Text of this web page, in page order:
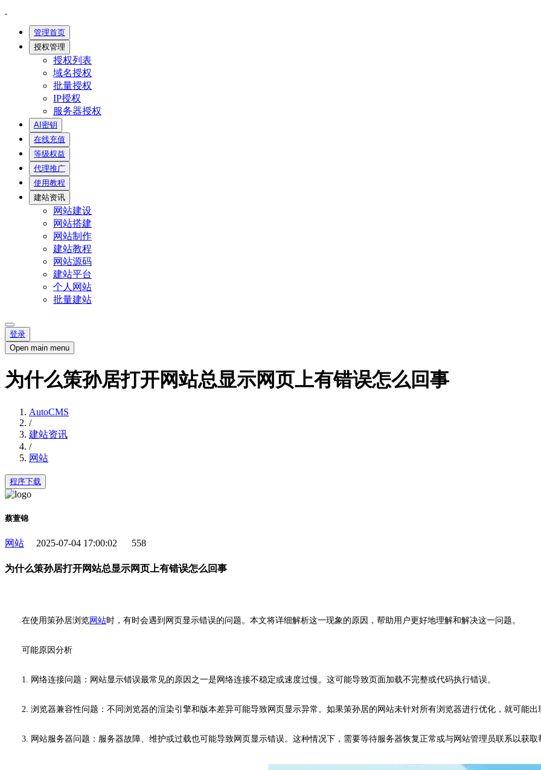
管理首页
授权管理
授权列表
域名授权
批量授权
IP授权
服务器授权
AI密钥
在线充值
等级权益
代理推广
使用教程
建站资讯
网站建设
网站搭建
网站制作
建站教程
网站源码
建站平台
个人网站
批量建站
登录
Open main menu
为什么策孙居打开网站总显示网页上有错误怎么回事
AutoCMS
/
建站资讯
/
网站
程序下载
蔡萱锦
网站 2025-07-04 17:00:02 558
为什么策孙居打开网站总显示网页上有错误怎么回事
在使用策孙居浏览网站时，有时会遇到网页显示错误的问题。本文将详细解析这一现象的原因，帮助用户更好地理解和解决这一问题。
可能原因分析
1. 网络连接问题：网站显示错误最常见的原因之一是网络连接不稳定或速度过慢。这可能导致页面加载不完整或代码执行错误。
2. 浏览器兼容性问题：不同浏览器的渲染引擎和版本差异可能导致网页显示异常。如果策孙居的网站未针对所有浏览器进行优化，就可能出
3. 网站服务器问题：服务器故障、维护或过载也可能导致网页显示错误。这种情况下，需要等待服务器恢复正常或与网站管理员联系以获取